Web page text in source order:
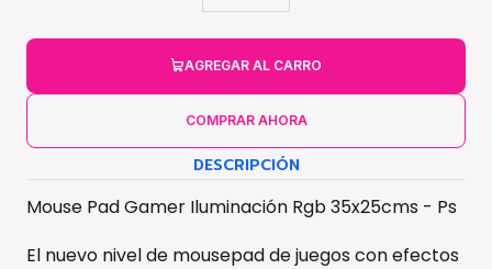
AGREGAR AL CARRO
COMPRAR AHORA
DESCRIPCIÓN
Mouse Pad Gamer Iluminación Rgb 35x25cms - Ps
El nuevo nivel de mousepad de juegos con efectos